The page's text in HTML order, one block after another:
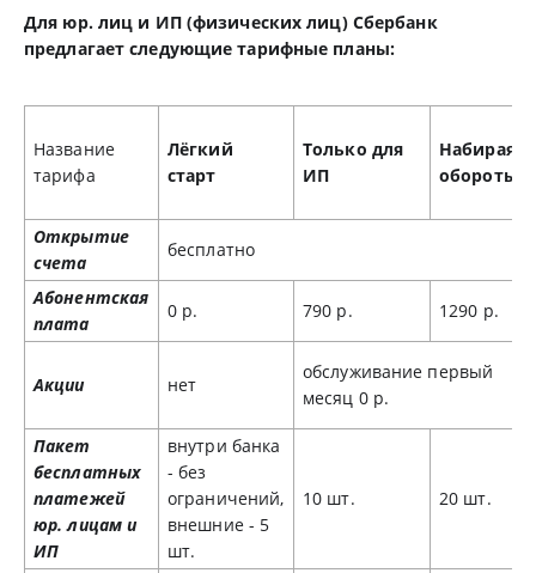
Для юр. лиц и ИП (физических лиц) Сбербанк
предлагает следующие тарифные планы:
Название
тарифа
Лёгкий
старт
Только для
ИП
Набирая
обороты
Открытие
счета
бесплатно
Абонентская
плата
0 р. 790 р. 1290 р.
Акции нет
обслуживание первый
месяц 0 р.
Пакет
бесплатных
платежей
юр. лицам и
ИП
внутри банка
- без
ограничений,
внешние - 5
шт.
10 шт. 20 шт.